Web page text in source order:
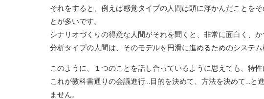
それをすると、例えば感覚タイプの人間は頭に浮かんだことを
とが多いです。
シナリオづくりの得意な人間がそれを聞くと、非常に面白く、
分析タイプの人間は、そのモデルを円滑に進めるためのシステム
このように、１つのことを話し合っているように思えても、特
これが教科書通りの会議進行…目的を決めて、方法を決めて…と
ません。